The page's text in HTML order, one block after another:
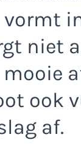
vormt
niet
mooie
ook
af.